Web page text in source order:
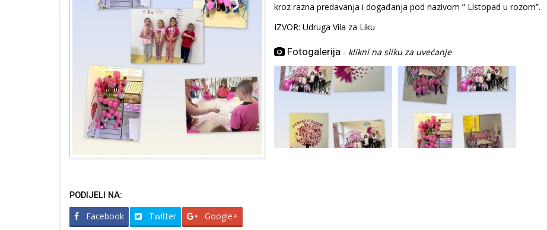
kroz razna predavanja i događanja pod nazivom ” Listopad u rozom”.
IZVOR: Udruga Vila za Liku
Fotogalerija - klikni na sliku za uvećanje
PODIJELI NA:
Facebook Twitter Google+